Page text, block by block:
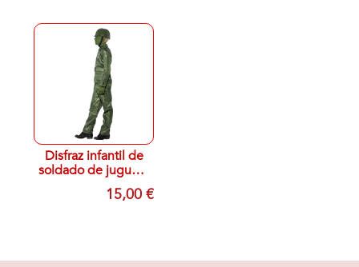
Disfraz infantil de
soldado de juguete
verde TALLA
SURTIDA15,00 €